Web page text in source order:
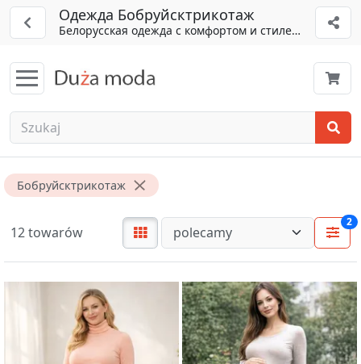
Одежда Бобруйсктрикотаж
Белорусская одежда с комфортом и стилем.
Бобруйсктрикотаж
12 towarów
2